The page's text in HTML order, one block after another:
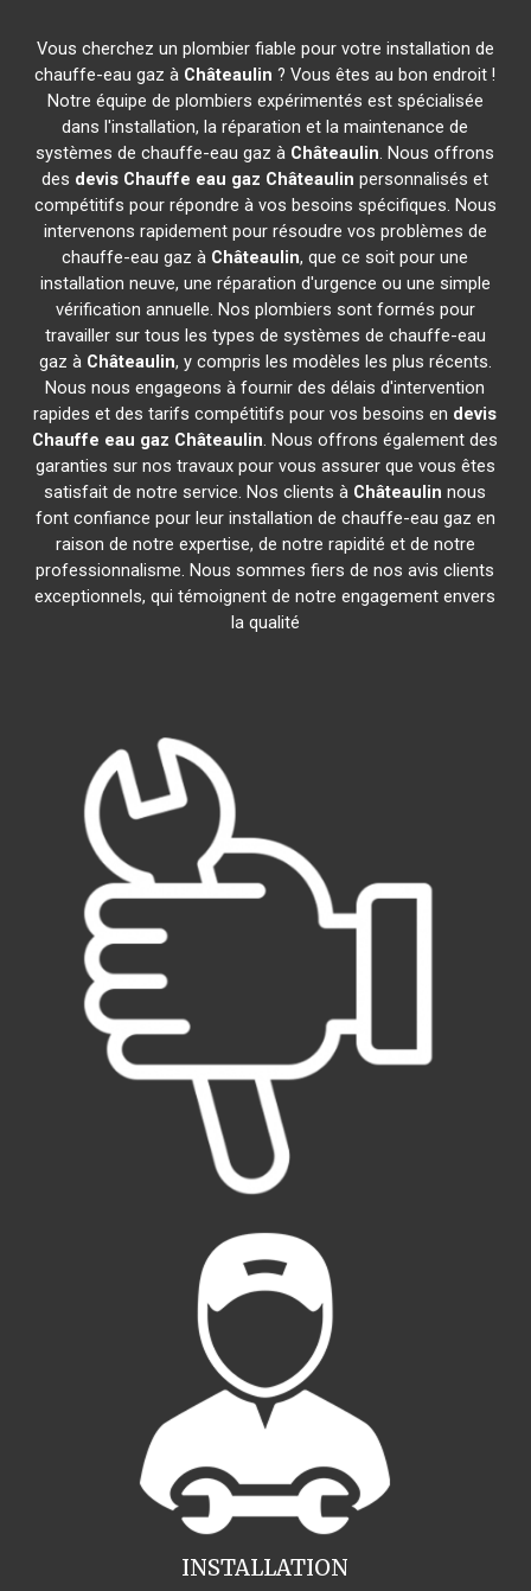
Vous cherchez un plombier fiable pour votre installation de
chauffe-eau gaz à Châteaulin ? Vous êtes au bon endroit !
Notre équipe de plombiers expérimentés est spécialisée
dans l'installation, la réparation et la maintenance de
systèmes de chauffe-eau gaz à Châteaulin. Nous offrons
des devis Chauffe eau gaz Châteaulin personnalisés et
compétitifs pour répondre à vos besoins spécifiques. Nous
intervenons rapidement pour résoudre vos problèmes de
chauffe-eau gaz à Châteaulin, que ce soit pour une
installation neuve, une réparation d'urgence ou une simple
vérification annuelle. Nos plombiers sont formés pour
travailler sur tous les types de systèmes de chauffe-eau
gaz à Châteaulin, y compris les modèles les plus récents.
Nous nous engageons à fournir des délais d'intervention
rapides et des tarifs compétitifs pour vos besoins en devis
Chauffe eau gaz Châteaulin. Nous offrons également des
garanties sur nos travaux pour vous assurer que vous êtes
satisfait de notre service. Nos clients à Châteaulin nous
font confiance pour leur installation de chauffe-eau gaz en
raison de notre expertise, de notre rapidité et de notre
professionnalisme. Nous sommes fiers de nos avis clients
exceptionnels, qui témoignent de notre engagement envers
la qualité
INSTALLATION